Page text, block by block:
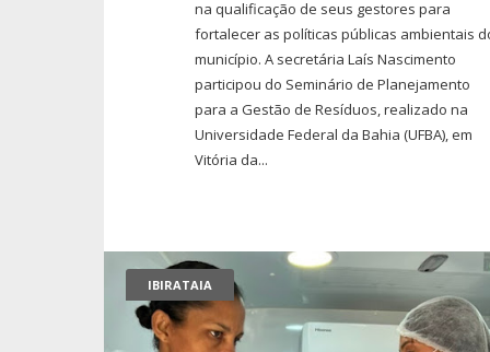
na qualificação de seus gestores para
fortalecer as políticas públicas ambientais
município. A secretária Laís Nascimento
participou do Seminário de Planejamento
para a Gestão de Resíduos, realizado na
Universidade Federal da Bahia (UFBA), em
Vitória da...
IBIRATAIA